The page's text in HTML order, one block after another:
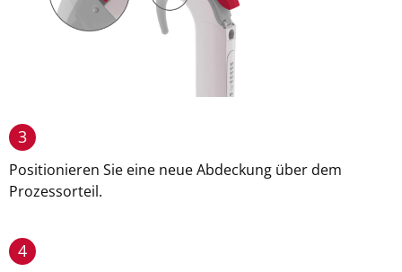
3
Positionieren Sie eine neue Abdeckung über dem
Prozessorteil.
4